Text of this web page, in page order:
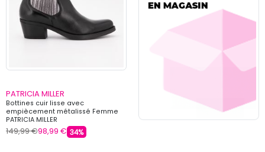
PATRICIA MILLER
Bottines cuir lisse avec
empiècement métalissé Femme
PATRICIA MILLER
149,99 €98,99 € 34%